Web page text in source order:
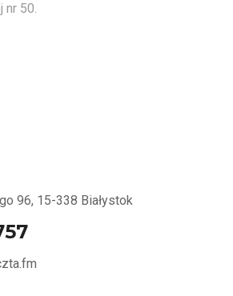
nr 50.
96, 15-338 Białystok